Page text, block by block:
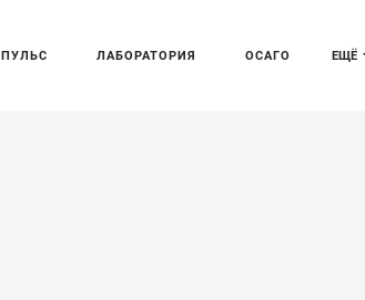
ЕЩЁ
ПУЛЬС ЛАБОРАТОРИЯ ОСАГО